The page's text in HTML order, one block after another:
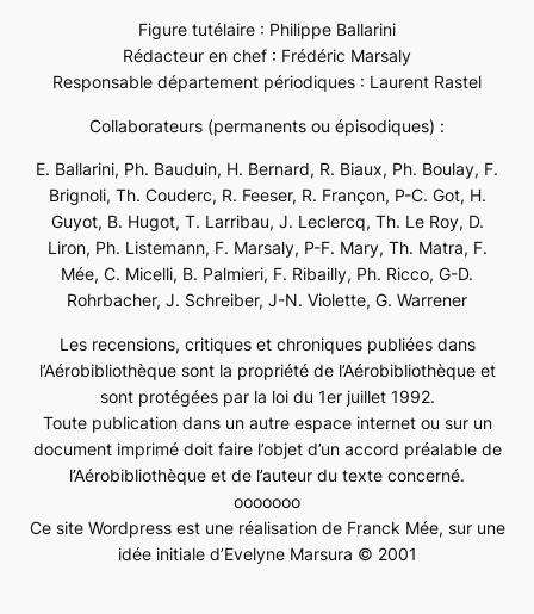
Figure tutélaire : Philippe Ballarini
Rédacteur en chef : Frédéric Marsaly
Responsable département périodiques : Laurent Rastel
Collaborateurs (permanents ou épisodiques) :
E. Ballarini, Ph. Bauduin, H. Bernard, R. Biaux, Ph. Boulay, F.
Brignoli, Th. Couderc, R. Feeser, R. Françon, P-C. Got, H.
Guyot, B. Hugot, T. Larribau, J. Leclercq, Th. Le Roy, D.
Liron, Ph. Listemann, F. Marsaly, P-F. Mary, Th. Matra, F.
Mée, C. Micelli, B. Palmieri, F. Ribailly, Ph. Ricco, G-D.
Rohrbacher, J. Schreiber, J-N. Violette, G. Warrener
Les recensions, critiques et chroniques publiées dans
l’Aérobibliothèque sont la propriété de l’Aérobibliothèque et
sont protégées par la loi du 1er juillet 1992.
Toute publication dans un autre espace internet ou sur un
document imprimé doit faire l’objet d’un accord préalable de
l’Aérobibliothèque et de l’auteur du texte concerné.
ooooooo
Ce site Wordpress est une réalisation de Franck Mée, sur une
idée initiale d’Evelyne Marsura © 2001